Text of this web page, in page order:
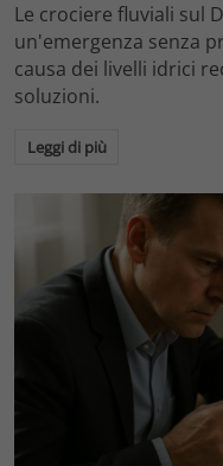
Le crociere fluviali sul
un'emergenza senza
causa dei livelli idrici
soluzioni.
Leggi di più